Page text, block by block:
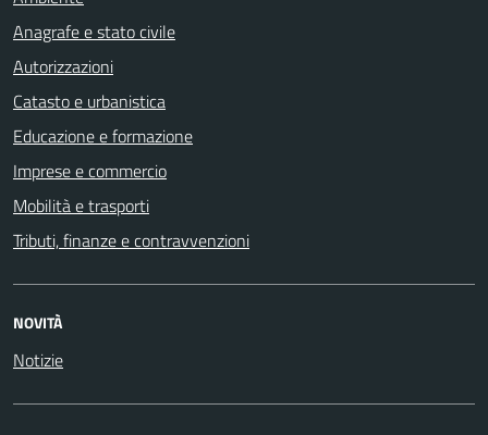
Anagrafe e stato civile
Autorizzazioni
Catasto e urbanistica
Educazione e formazione
Imprese e commercio
Mobilità e trasporti
Tributi, finanze e contravvenzioni
NOVITÀ
Notizie